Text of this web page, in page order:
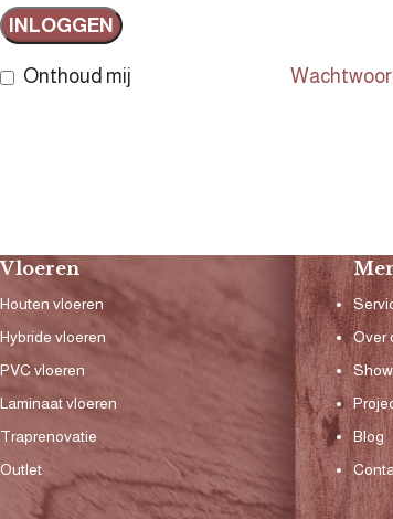
INLOGGEN
Onthoud mij
Vloeren
Houten vloeren
Hybride vloeren
PVC vloeren
Laminaat vloeren
Traprenovatie
Outlet
Over
Blog